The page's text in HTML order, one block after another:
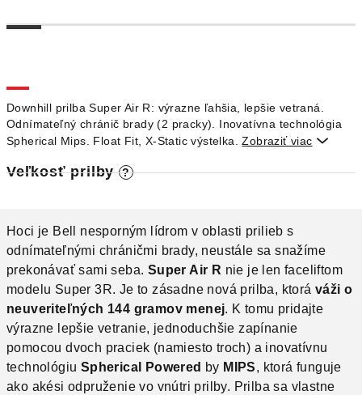
Downhill prilba Super Air R: výrazne ľahšia, lepšie vetraná.
Odnímateľný chránič brady (2 pracky). Inovatívna technológia
Spherical Mips. Float Fit, X-Static výstelka.Zobraziť viac 
Veľkosť prilby ?
A
Hoci je Bell nesporným lídrom v oblasti prilieb s
odnímateľnými chráničmi brady, neustále sa snažíme
prekonávať sami seba. Super Air R nie je len faceliftom
modelu Super 3R. Je to zásadne nová prilba, ktorá váži o
neuveriteľných 144 gramov menej. K tomu pridajte
výrazne lepšie vetranie, jednoduchšie zapínanie
pomocou dvoch praciek (namiesto troch) a inovatívnu
technológiu Spherical Powered by MIPS, ktorá funguje
ako akési odpruženie vo vnútri prilby. Prilba sa vlastne